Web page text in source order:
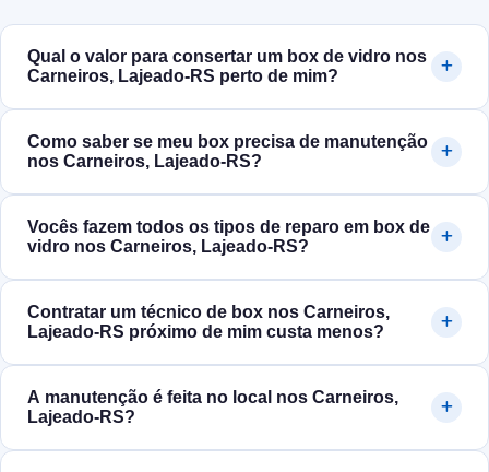
Qual o valor para consertar um box de vidro nos
Carneiros, Lajeado‑RS perto de mim?
Como saber se meu box precisa de manutenção
nos Carneiros, Lajeado‑RS?
Vocês fazem todos os tipos de reparo em box de
vidro nos Carneiros, Lajeado‑RS?
Contratar um técnico de box nos Carneiros,
Lajeado‑RS próximo de mim custa menos?
A manutenção é feita no local nos Carneiros,
Lajeado‑RS?